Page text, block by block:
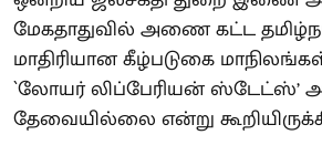
மேகதாதுவில் அணை கட்ட
மாதிரியான கீழ்படுகை
`லோயர் லிப்பேரியன் ஸ்டேட்ஸ்’
தேவையில்லை என்று